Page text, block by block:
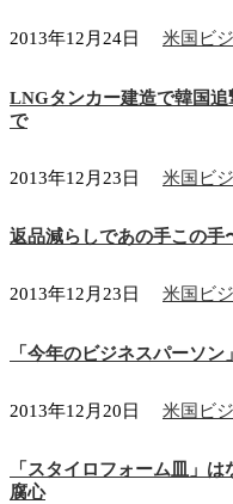
2013年12月24日 米国ビ
LNGタンカー建造で韓国
で
2013年12月23日 米国ビ
返品減らしであの手この手
2013年12月23日 米国ビ
「今年のビジネスパーソ
2013年12月20日 米国ビ
「スタイロフォーム皿」
腐心